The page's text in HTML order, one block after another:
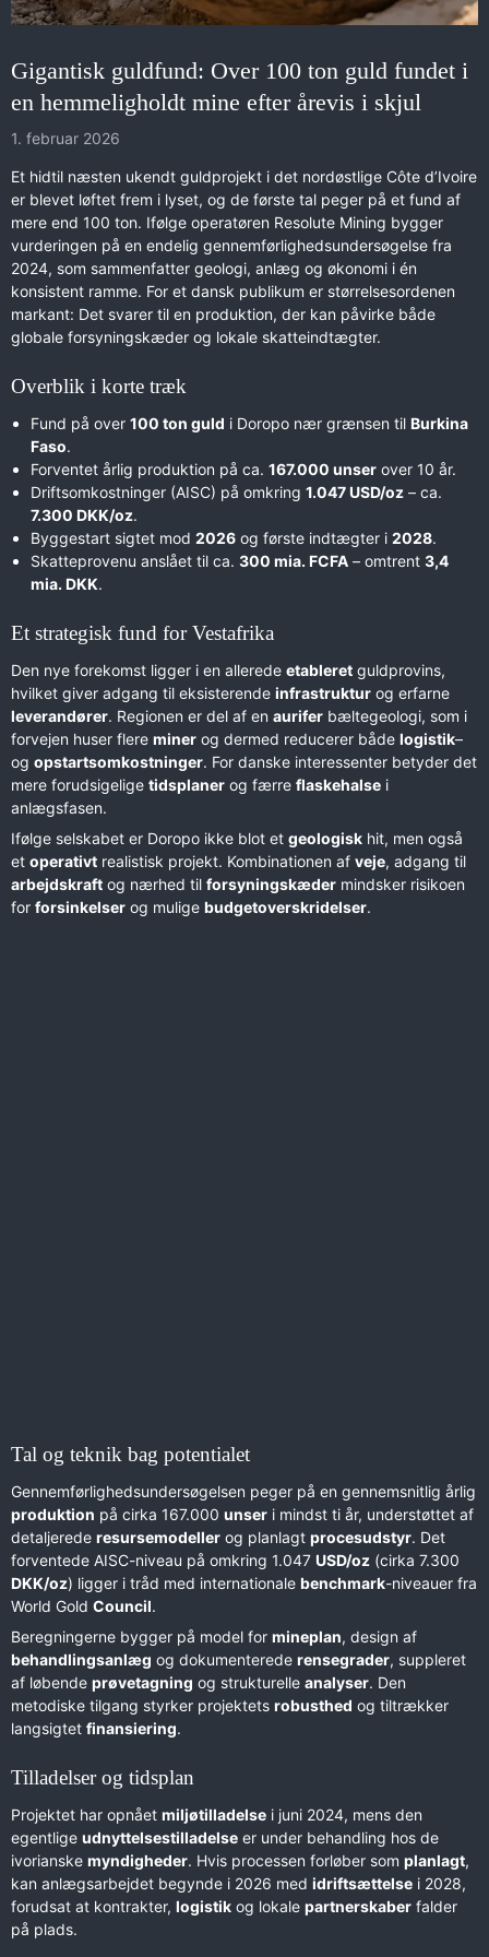
Gigantisk guldfund: Over 100 ton guld fundet i
en hemmeligholdt mine efter årevis i skjul
1. februar 2026
Et hidtil næsten ukendt guldprojekt i det nordøstlige Côte d’Ivoire
er blevet løftet frem i lyset, og de første tal peger på et fund af
mere end 100 ton. Ifølge operatøren Resolute Mining bygger
vurderingen på en endelig gennemførlighedsundersøgelse fra
2024, som sammenfatter geologi, anlæg og økonomi i én
konsistent ramme. For et dansk publikum er størrelsesordenen
markant: Det svarer til en produktion, der kan påvirke både
globale forsyningskæder og lokale skatteindtægter.
Overblik i korte træk
Fund på over 100 ton guld i Doropo nær grænsen til Burkina
Faso.
Forventet årlig produktion på ca. 167.000 unserover 10 år.
Driftsomkostninger (AISC) på omkring 1.047 USD/oz– ca.
7.300 DKK/oz.
Byggestart sigtet mod 2026og første indtægter i 2028.
Skatteprovenu anslået til ca. 300 mia. FCFA– omtrent 3,4
mia. DKK.
Et strategisk fund for Vestafrika
Den nye forekomst ligger i en allerede etableret guldprovins,
hvilket giver adgang til eksisterende infrastruktur og erfarne
leverandører. Regionen er del af en aurifer bæltegeologi, som i
forvejen huser flere miner og dermed reducerer både logistik–
og opstartsomkostninger. For danske interessenter betyder det
mere forudsigelige tidsplaner og færre flaskehalse i
anlægsfasen.
Ifølge selskabet er Doropo ikke blot et geologisk hit, men også
et operativt realistisk projekt. Kombinationen af veje, adgang til
arbejdskraft og nærhed til forsyningskæder mindsker risikoen
for forsinkelser og mulige budgetoverskridelser.
Tal og teknik bag potentialet
Gennemførlighedsundersøgelsen peger på en gennemsnitlig årlig
produktion på cirka 167.000 unser i mindst ti år, understøttet af
detaljerede resursemodeller og planlagt procesudstyr. Det
forventede AISC-niveau på omkring 1.047 USD/oz (cirka 7.300
DKK/oz) ligger i tråd med internationale benchmark-niveauer fra
World Gold Council.
Beregningerne bygger på model for mineplan, design af
behandlingsanlæg og dokumenterede rensegrader, suppleret
af løbende prøvetagning og strukturelle analyser. Den
metodiske tilgang styrker projektets robusthed og tiltrækker
langsigtet finansiering.
Tilladelser og tidsplan
Projektet har opnået miljøtilladelse i juni 2024, mens den
egentlige udnyttelsestilladelse er under behandling hos de
ivorianske myndigheder. Hvis processen forløber som planlagt,
kan anlægsarbejdet begynde i 2026 med idriftsættelse i 2028,
forudsat at kontrakter, logistik og lokale partnerskaber falder
på plads.